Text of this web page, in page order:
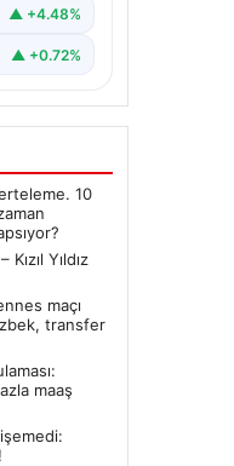
▲ +4.48%
▲ +0.72%
10
Yıldız
maçı
transfer
maaş